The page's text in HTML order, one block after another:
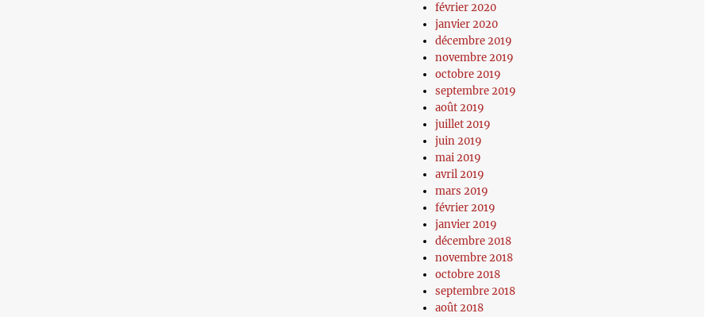
février 2020
janvier 2020
décembre 2019
novembre 2019
octobre 2019
septembre 2019
août 2019
juillet 2019
juin 2019
mai 2019
avril 2019
mars 2019
février 2019
janvier 2019
décembre 2018
novembre 2018
octobre 2018
septembre 2018
août 2018